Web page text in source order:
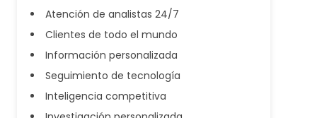
Atención de analistas 24/7
Clientes de todo el mundo
Información personalizada
Seguimiento de tecnología
Inteligencia competitiva